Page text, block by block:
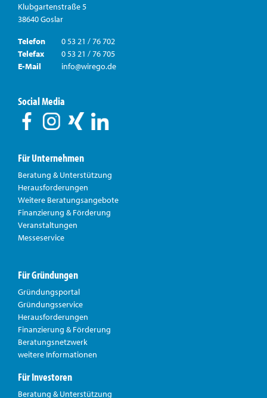
Klubgartenstraße 5
38640 Goslar
Telefon
0 53 21 / 76 702
Telefax
0 53 21 / 76 705
E-Mail
info@wirego.de
Social Media
Für Unternehmen
Beratung & Unterstützung
Herausforderungen
Weitere Beratungsangebote
Finanzierung & Förderung
Veranstaltungen
Messeservice
Für Gründungen
Gründungsportal
Gründungsservice
Herausforderungen
Finanzierung & Förderung
Beratungsnetzwerk
weitere Informationen
Für Investoren
Beratung & Unterstützung